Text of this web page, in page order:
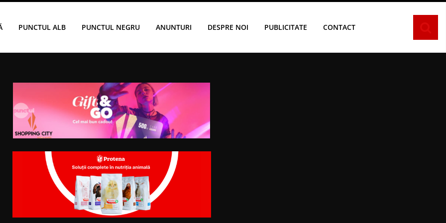
PUNCTUL ALB PUNCTUL NEGRU ANUNTURI DESPRE NOI PUBLICITATE CONTACT